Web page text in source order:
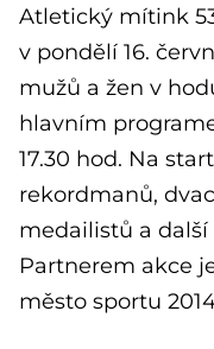
Atletický mítink
v pondělí 16.
mužů a žen v
hlavním
17.30 hod. Na
rekordmanů,
medailistů a další
Partnerem akce
město sportu